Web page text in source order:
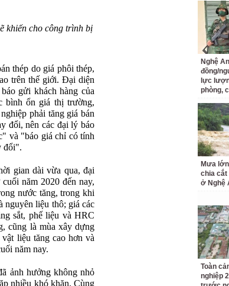
khiến cho công trình bị
thép do giá phôi thép,
trên thế giới. Đại diện
gửi khách hàng của
bình ổn giá thị trường,
phải tăng giá bán
đổi, nên các đại lý báo
và "báo giá chỉ có tính
đổi".
gian dài vừa qua, đại
năm 2020 đến nay,
nước tăng, trong khi
nguyên liệu thô; giá các
sắt, phế liệu và HRC
cũng là mùa xây dựng
liệu tăng cao hơn và
năm nay.
ảnh hưởng không nhỏ
nhiều khó khăn. Cùng
Nghệ
đồng/
lực
phòng,
Mưa
chia cắt
ở Nghệ
Toàn
nghiệp